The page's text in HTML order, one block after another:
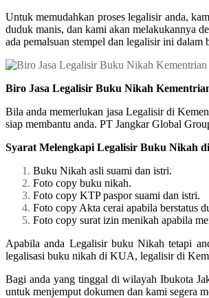
Untuk memudahkan proses legalisir anda,
duduk manis, dan kami akan melakukannya
ada pemalsuan stempel dan legalisir ini
Biro Jasa Legalisir Buku Nikah
Bila anda memerlukan jasa Legalisir di
siap membantu anda. PT Jangkar Global
Syarat Melengkapi Legalisir Buku Nikah
Buku Nikah asli suami dan istri.
Foto copy buku nikah.
Foto copy KTP paspor suami dan istri.
Foto copy Akta cerai apabila berstatus
Foto copy surat izin menikah apabila
Apabila anda Legalisir buku Nikah tetapi
legalisasi buku nikah di KUA, legalisir di
Bagi anda yang tinggal di wilayah Ibukota
untuk menjemput dokumen dan kami segera